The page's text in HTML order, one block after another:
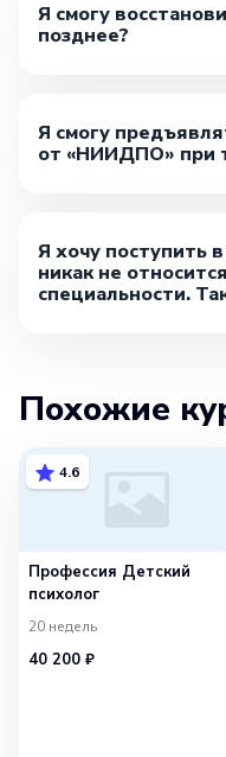
Я смогу
позднее?
Я смогу
от «НИИДПО» при
Я хочу поступить
никак не
специальности.
Похожие
4.6
Профессия Детский
психолог
20 недель
40 200 ₽